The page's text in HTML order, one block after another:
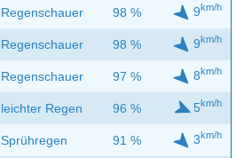
Regenschauer 98 % 9km/h
Regenschauer 98 % 9km/h
Regenschauer 97 % 8km/h
leichter Regen 96 % 5km/h
Sprühregen 91 % 3km/h